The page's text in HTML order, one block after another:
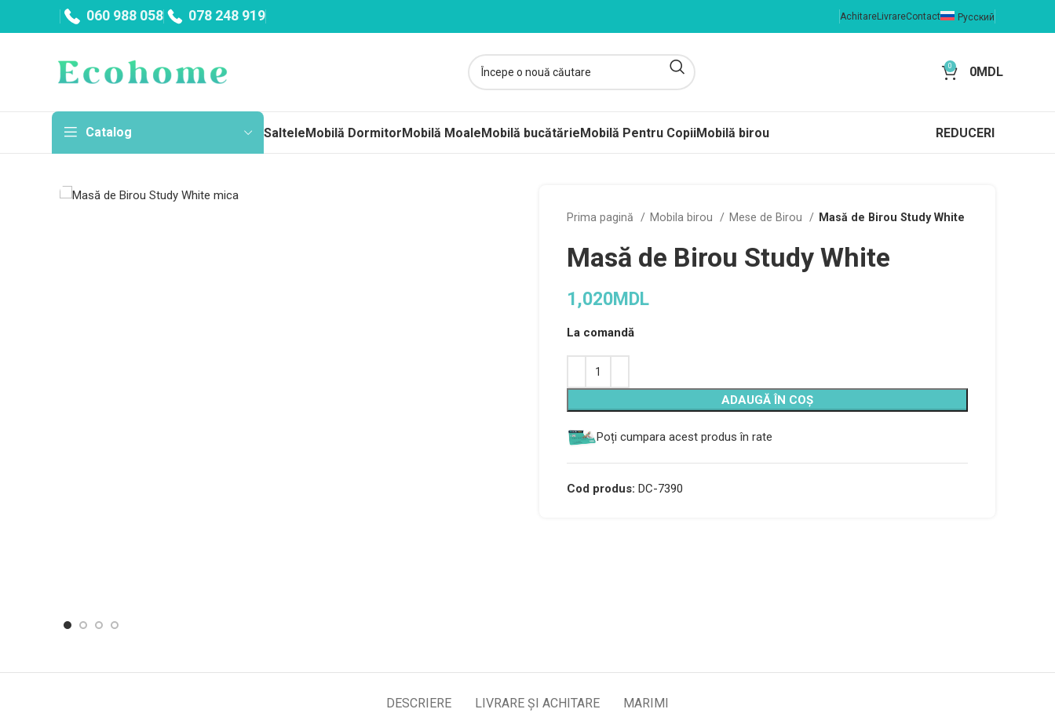
060 988 058 078 248 919 AchitareLivrareContact Русский
0 0MDL
Catalog SalteleMobilă DormitorMobilă MoaleMobilă bucătărieMobilă Pentru CopiiMobilă birou REDUCERI
Prima pagină Mobila birou Mese de Birou Masă de Birou Study White
Masă de Birou Study White
1,020MDL
La comandă
ADAUGĂ ÎN COȘ
Alternative:
Poți cumpara acest produs în rate
Cod produs: DC-7390
DESCRIERE LIVRARE ȘI ACHITARE MARIMI